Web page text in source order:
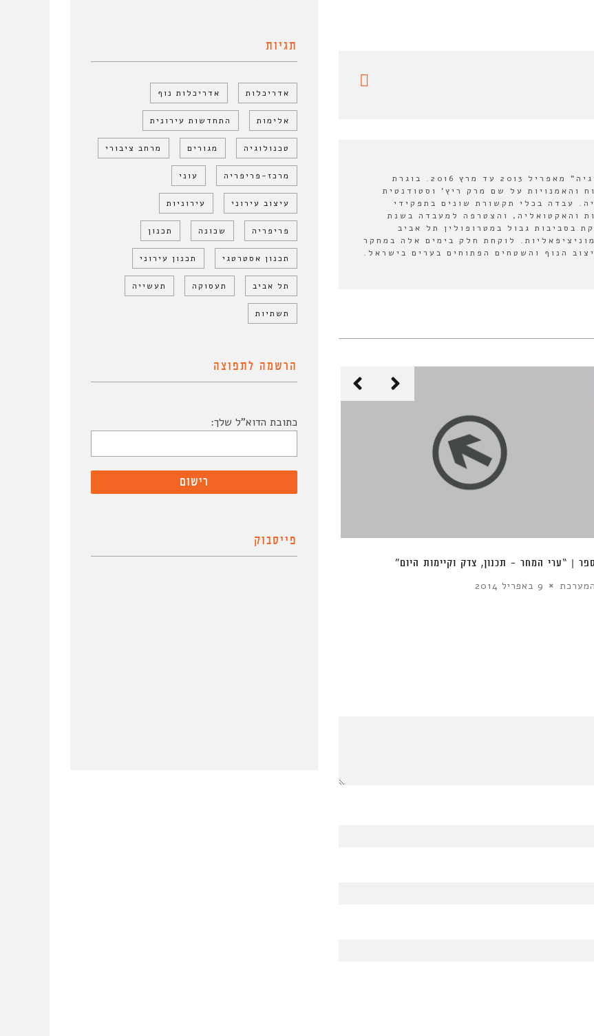
עורכת המשנה של "אורבנולוגיה" מאפריל 2013 עד מרץ 2016. בוגרת
והאמנויות על שם מרק ריץ' וסטודנטית
עבדה בכלי תקשורת שונים בתפקידי
והאקטואליה, והצטרפה למעבדה בשנת
בסביבות גבול במטרופולין תל אביב
לוקחת חלק בימים אלה במחקר
הנוף והשטחים הפתוחים בערים בישראל.
ספר | “ערי המחר – תכנון, צדק וקיימות היום”
המערכת 9 באפריל 2014
תגיות
אדריכלות אדריכלות נוף
אלימות התחדשות עירונית
טכנולוגיה מגורים מרחב ציבורי
מרכז-פריפריה עוני
עיצוב עירוני עירוניות
פריפריה שכונה תכנון
תכנון אסטרטגי תכנון עירוני
תל אביב תעסוקה תעשייה
תשתיות
הרשמה לתפוצה
כתובת הדוא"ל שלך:
פייסבוק